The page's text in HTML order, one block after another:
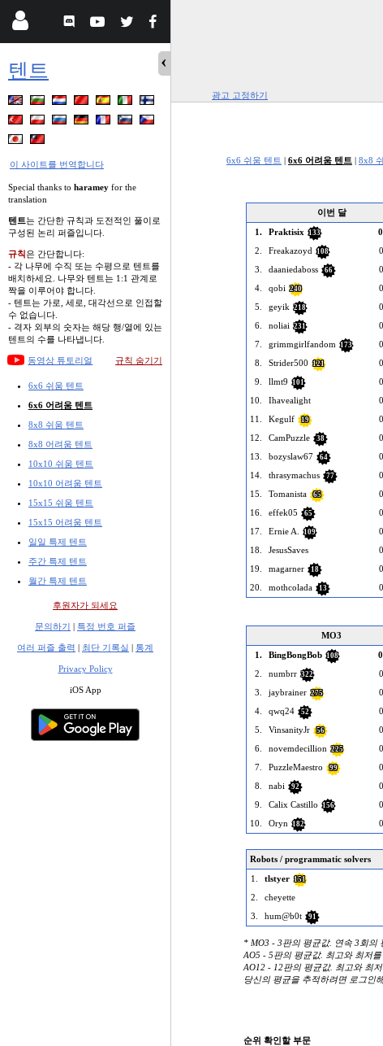
텐트
이 사이트를 번역합니다
Special thanks to haramey for the
translation
텐트는 간단한 규칙과 도전적인 풀이로
구성된 논리 퍼즐입니다.
규칙은 간단합니다:
- 각 나무에 수직 또는 수평으로 텐트를
배치하세요. 나무와 텐트는 1:1 관계로
짝을 이루어야 합니다.
- 텐트는 가로, 세로, 대각선으로 인접할
수 없습니다.
- 격자 외부의 숫자는 해당 행/열에 있는
텐트의 수를 나타냅니다.
동영상 튜토리얼 규칙 숨기기
6x6 쉬움 텐트
6x6 어려움 텐트
8x8 쉬움 텐트
8x8 어려움 텐트
10x10 쉬움 텐트
10x10 어려움 텐트
15x15 쉬움 텐트
15x15 어려움 텐트
일일 특제 텐트
주간 특제 텐트
월간 특제 텐트
후원자가 되세요
문의하기 | 특정 번호 퍼즐
여러 퍼즐 출력 | 최단 기록실 | 통계
Privacy Policy
iOS App
광고 고정하기
6x6 쉬움 텐트 | 6x6 어려움 텐트 | 8x8
이번 달
1.
Praktisix 133
2.
Freakazoyd 108
3.
daaniedaboss 66
4.
qobi 240
5.
geyik 218
6.
noliai 231
7.
grimmgirlfandom 173
8.
Strider500 121
9.
llmt9 101
10.
Ihavealight
11.
Kegulf 19
12.
CamPuzzle 38
13.
bozyslaw67 64
14.
thrasymachus 77
15.
Tomanista 65
16.
effek05 65
17.
Ernie A. 109
18.
JesusSaves
19.
magarner 18
20.
mothcolada 13
MO3
1.
BingBongBob 108
2.
numbrr 322
3.
jaybrainer 275
4.
qwq24 52
5.
VinsanityJr 56
6.
novemdecillion 225
7.
PuzzleMaestro 99
8.
nabi 92
9.
Calix Castillo 156
10.
Oryn 182
Robots / programmatic solvers
1.
tlstyer 151
2.
cheyette
3.
hum@b0t 91
* MO3 - 3판의 평균값. 연속 3회의
AO5 - 5판의 평균값. 최고와 최저
AO12 - 12판의 평균값. 최고와 최
당신의 평균을 추적하려면 로그인
순위 확인할 부문